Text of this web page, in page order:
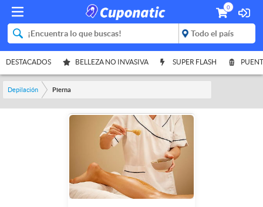
0
DESTACADOS BELLEZA NO INVASIVA SUPER FLASH
Depilación Pierna